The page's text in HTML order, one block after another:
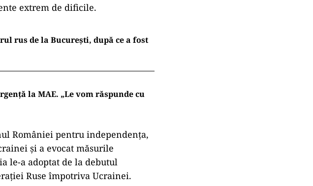
extrem de dificile.
rus de la București, după ce a fost
la MAE. „Le vom răspunde cu
României pentru independenţa,
şi a evocat măsurile
le-a adoptat de la debutul
Ruse împotriva Ucrainei.